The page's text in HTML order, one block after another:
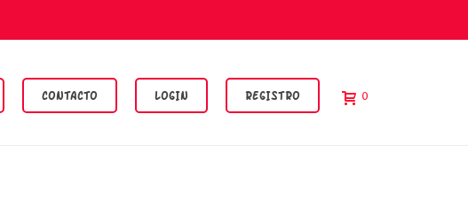
CONTACTO LOGIN REGISTRO 0